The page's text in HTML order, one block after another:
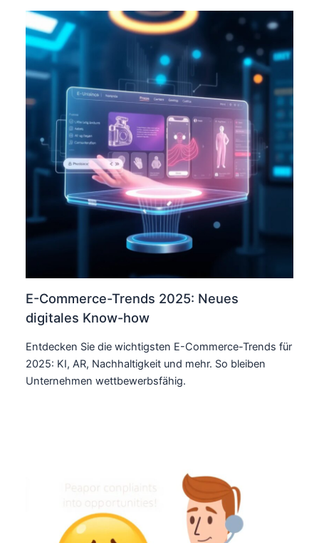
E-Commerce-Trends 2025: Neues
digitales Know-how
Entdecken Sie die wichtigsten E-Commerce-Trends für
2025: KI, AR, Nachhaltigkeit und mehr. So bleiben
Unternehmen wettbewerbsfähig.